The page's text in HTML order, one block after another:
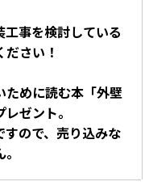
事を検討している
さい！
めに読む本「外壁
ゼント。
ので、売り込みな